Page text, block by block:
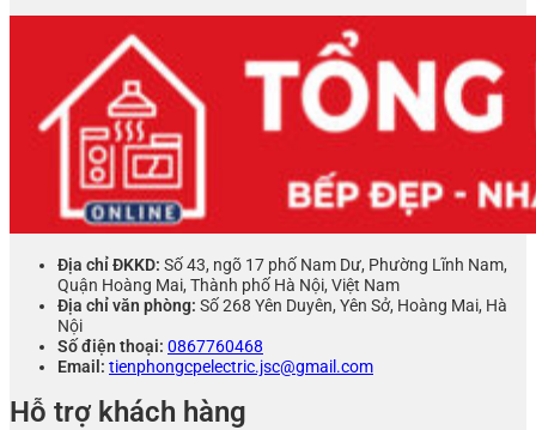
Địa chỉ ĐKKD: Số 43, ngõ 17 phố Nam Dư, Phường Lĩnh Nam,
Quận Hoàng Mai, Thành phố Hà Nội, Việt Nam
Địa chỉ văn phòng: Số 268 Yên Duyên, Yên Sở, Hoàng Mai, Hà
Nội
Số điện thoại: 0867760468
Email: tienphongcpelectric.jsc@gmail.com
Hỗ trợ khách hàng